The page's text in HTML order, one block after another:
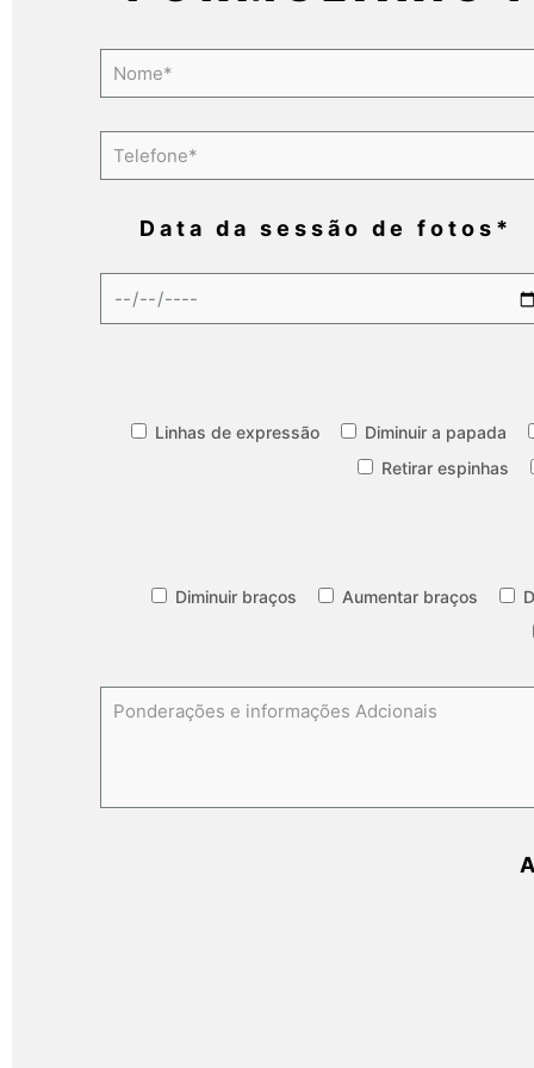
Data da sessão de fotos*
Linhas de expressão
Diminuir a papada
Retirar espinhas
Diminuir braços Aumentar braços